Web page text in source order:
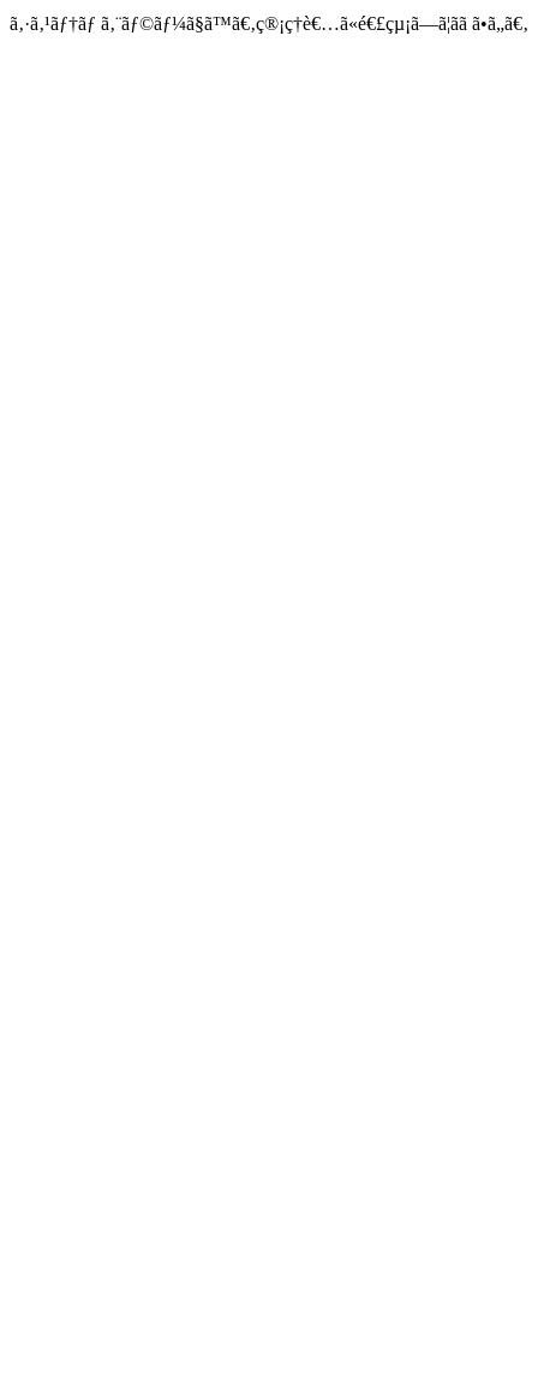
ã‚·ã‚¹ãƒ†ãƒ ã‚¨ãƒ©ãƒ¼ã§ã™ã€‚ç®¡ç†è€…ã«é€£çµ¡ã—ã¦ãã ã•ã„ã€‚